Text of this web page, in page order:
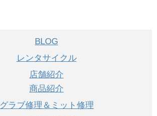
BLOG
レンタサイクル
店舗紹介
商品紹介
グラブ修理＆ミット修理